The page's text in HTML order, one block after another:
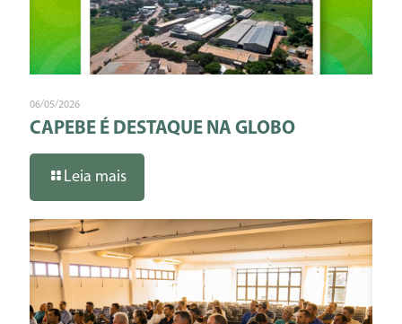
06/05/2026
CAPEBE É DESTAQUE NA GLOBO
Leia mais